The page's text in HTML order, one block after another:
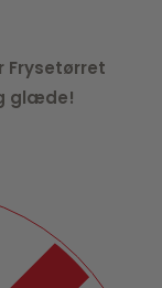
Frysetørret
glæde!